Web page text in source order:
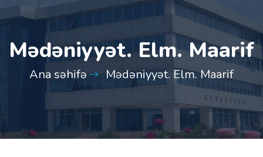
Mədəniyyət. Elm. Maarif
Ana səhifə Mədəniyyət. Elm. Maarif